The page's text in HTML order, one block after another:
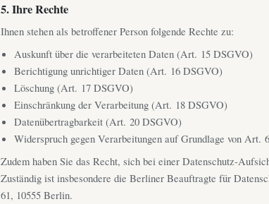
5. Ihre Rechte
Ihnen stehen als betroffener Person folgende Rechte zu:
Auskunft über die verarbeiteten Daten (Art. 15 DSGVO)
Berichtigung unrichtiger Daten (Art. 16 DSGVO)
Löschung (Art. 17 DSGVO)
Einschränkung der Verarbeitung (Art. 18 DSGVO)
Datenübertragbarkeit (Art. 20 DSGVO)
Widerspruch gegen Verarbeitungen auf Grundlage von
Zudem haben Sie das Recht, sich bei einer Datenschutz-
Zuständig ist insbesondere die Berliner Beauftragte für
61, 10555 Berlin.